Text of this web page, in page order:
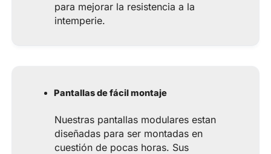
para mejorar la resistencia a la
intemperie.
Pantallas de fácil montaje
Nuestras pantallas modulares estan
diseñadas para ser montadas en
cuestión de pocas horas. Sus